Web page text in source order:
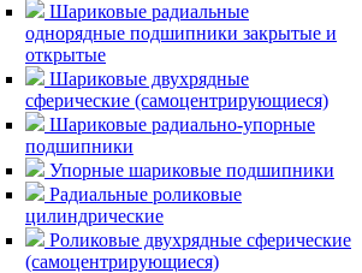
Шариковые радиальные
однорядные подшипники закрытые и
открытые
Шариковые двухрядные
сферические (самоцентрирующиеся)
Шариковые радиально-упорные
подшипники
Упорные шариковые подшипники
Радиальные роликовые
цилиндрические
Роликовые двухрядные сферические
(самоцентрирующиеся)